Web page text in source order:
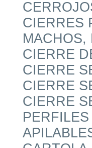
CIERRES
MACHOS,
CIERRE
CIERRE
CIERRE
CIERRE